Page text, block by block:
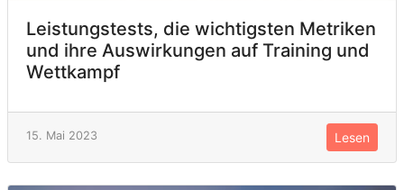
Leistungstests, die wichtigsten Metriken
und ihre Auswirkungen auf Training und
Wettkampf
15. Mai 2023 Lesen